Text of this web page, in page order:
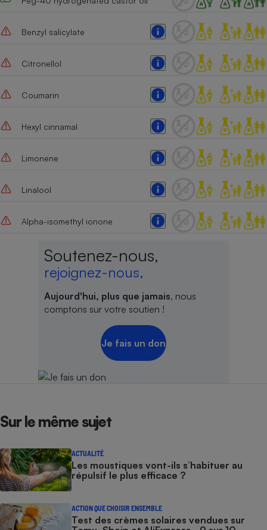
Benzyl salicylate
Citronellol
Coumarin
Hexyl cinnamal
Limonene
Linalool
Alpha-isomethyl ionone
Soutenez-nous,
rejoignez-nous,
Aujourd'hui, plus que jamais, nous
comptons sur votre soutien !
Je fais un don
Sur le même sujet
ACTUALITÉ
Les moustiques vont-ils s’habituer au
répulsif le plus efficace ?
ACTION QUE CHOISIR ENSEMBLE
Test des crèmes solaires vendues sur
Cafetière à expressos